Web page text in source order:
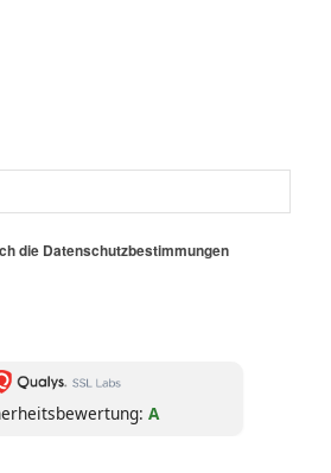
die Datenschutzbestimmungen
A